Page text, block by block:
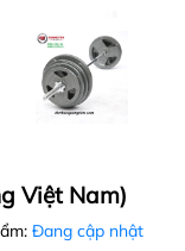
Việt Nam)
Đang cập nhật